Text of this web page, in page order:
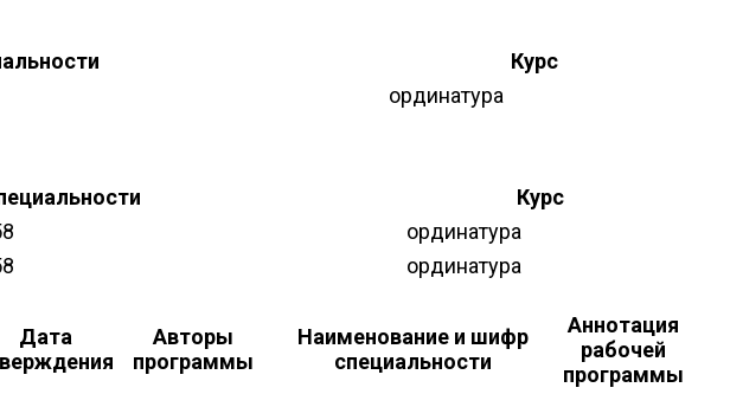
Курс
ординатура
Курс
ординатура
ординатура
Дата
Авторы
программы
Наименование и шифр
специальности
Аннотация
рабочей
программы